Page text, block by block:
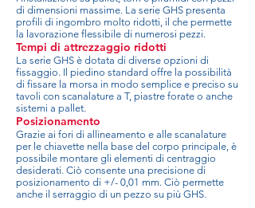
di dimensioni massime. La serie GHS presenta
profili di ingombro molto ridotti, il che permette
la lavorazione flessibile di numerosi pezzi.
Tempi di attrezzaggio ridotti
La serie GHS è dotata di diverse opzioni di
fissaggio. Il piedino standard offre la possibilità
di fissare la morsa in modo semplice e preciso su
tavoli con scanalature a T, piastre forate o anche
sistemi a pallet.
Posizionamento
Grazie ai fori di allineamento e alle scanalature
per le chiavette nella base del corpo principale, è
possibile montare gli elementi di centraggio
desiderati. Ciò consente una precisione di
posizionamento di +/- 0,01 mm. Ciò permette
anche il serraggio di un pezzo su più GHS.